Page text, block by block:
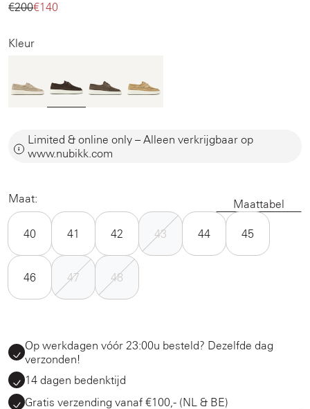
€200‌€140‌
Kleur
Limited & online only – Alleen verkrijgbaar op
www.nubikk.com
Maat: Maattabel
40 41 42 43 44 45
46 47 48
Op werkdagen vóór 23:00u besteld? Dezelfde dag
verzonden!
14 dagen bedenktijd
Gratis verzending vanaf €100,- (NL & BE)